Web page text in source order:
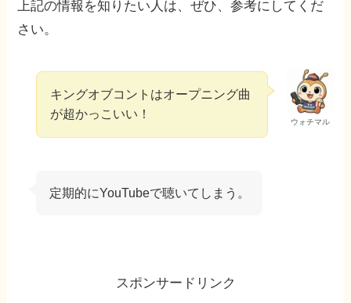
上記の情報を知りたい人は、ぜひ、参考にしてくだ
さい。
ウォチマル
キングオブコントはオープニング曲
が超かっこいい！
定期的にYouTubeで聴いてしまう。
スポンサードリンク